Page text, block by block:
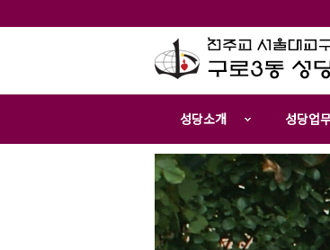
성당소개 성당업